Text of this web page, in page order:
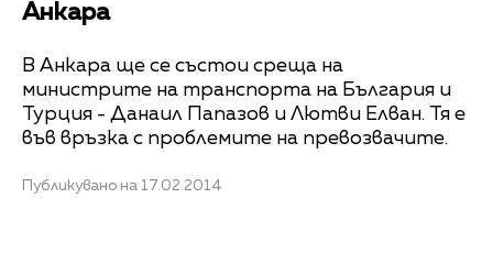
Анкара
В Анкара ще се състои среща на
министрите на транспорта на България и
Турция - Данаил Папазов и Лютви Елван. Тя е
във връзка с проблемите на превозвачите.
Публикувано на 17.02.2014